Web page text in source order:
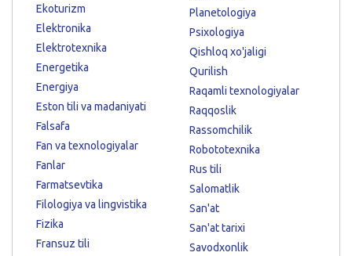
Ekoturizm
Elektronika
Elektrotexnika
Energetika
Energiya
Eston tili va madaniyati
Falsafa
Fan va texnologiyalar
Fanlar
Farmatsevtika
Filologiya va lingvistika
Fizika
Fransuz tili
Planetologiya
Psixologiya
Qishloq xo'jaligi
Qurilish
Raqamli texnologiyalar
Raqqoslik
Rassomchilik
Robototexnika
Rus tili
Salomatlik
San'at
San'at tarixi
Savodxonlik